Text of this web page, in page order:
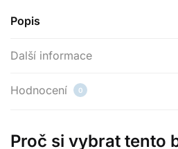
Popis
Další informace
Hodnocení 0
Proč si vybrat tento